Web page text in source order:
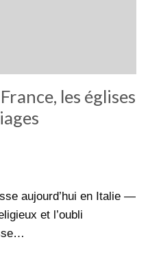
les églises
aujourd’hui en Italie —
et l’oubli